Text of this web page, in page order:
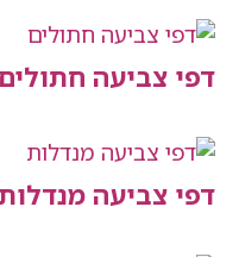
חתולים
מנדלות